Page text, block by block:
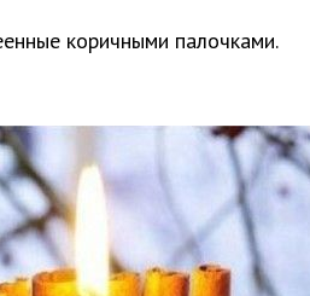
коричными палочками.